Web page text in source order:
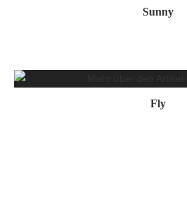
Sunny
Fly